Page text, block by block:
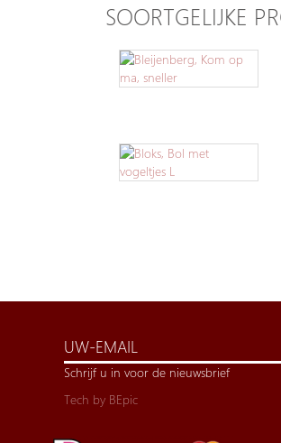
SOORTGELIJKE
Schrijf u in voor de nieuwsbrief
Tech by BEpic